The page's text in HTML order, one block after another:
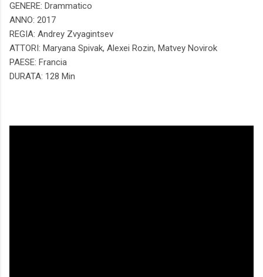
GENERE: Drammatico
ANNO: 2017
REGIA: Andrey Zvyagintsev
ATTORI: Maryana Spivak, Alexei Rozin, Matvey Novirok
PAESE: Francia
DURATA: 128 Min